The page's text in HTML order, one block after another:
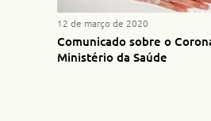
12 de março de 2020
Comunicado sobre o
Ministério da Saúde